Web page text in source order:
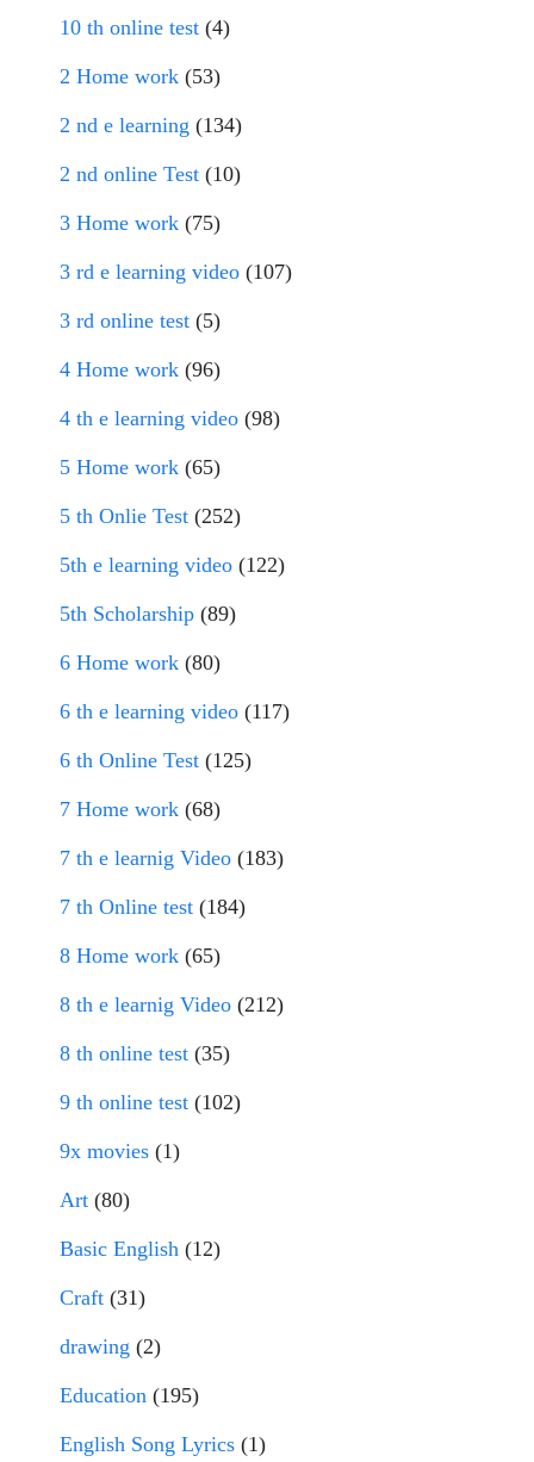
10 th online test (4)
2 Home work (53)
2 nd e learning (134)
2 nd online Test (10)
3 Home work (75)
3 rd e learning video (107)
3 rd online test (5)
4 Home work (96)
4 th e learning video (98)
5 Home work (65)
5 th Onlie Test (252)
5th e learning video (122)
5th Scholarship (89)
6 Home work (80)
6 th e learning video (117)
6 th Online Test (125)
7 Home work (68)
7 th e learnig Video (183)
7 th Online test (184)
8 Home work (65)
8 th e learnig Video (212)
8 th online test (35)
9 th online test (102)
9x movies (1)
Art (80)
Basic English (12)
Craft (31)
drawing (2)
Education (195)
English Song Lyrics (1)